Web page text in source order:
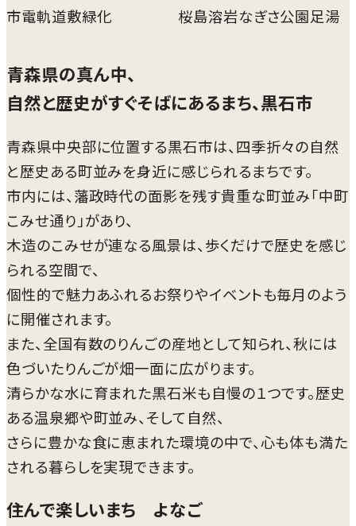
市電軌道敷緑化 桜島溶岩なぎさ公園足湯
青森県の真ん中、
自然と歴史がすぐそばにあるまち、黒石市
青森県中央部に位置する黒石市は、四季折々の自然
と歴史ある町並みを身近に感じられるまちです。
市内には、藩政時代の面影を残す貴重な町並み「中町
こみせ通り」があり、
木造のこみせが連なる風景は、歩くだけで歴史を感じ
られる空間で、
個性的で魅力あふれるお祭りやイベントも毎月のよう
に開催されます。
また、全国有数のりんごの産地として知られ、秋には
色づいたりんごが畑一面に広がります。
清らかな水に育まれた黒石米も自慢の１つです。歴史
ある温泉郷や町並み、そして自然、
さらに豊かな食に恵まれた環境の中で、心も体も満た
される暮らしを実現できます。
住んで楽しいまち よなご